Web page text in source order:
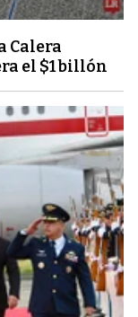
Calera
el $1 billón